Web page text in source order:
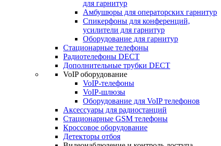
для гарнитур
Амбушюры для операторских гарнитур
Cпикерфоны для конференций,
усилители для гарнитур
Оборудование для гарнитур
Стационарные телефоны
Радиотелефоны DECT
Дополнительные трубки DECT
VoIP оборудование
VoIP-телефоны
VoIP-шлюзы
Оборудование для VoIP телефонов
Аксессуары для радиостанций
Стационарные GSM телефоны
Кроссовое оборудование
Детекторы отбоя